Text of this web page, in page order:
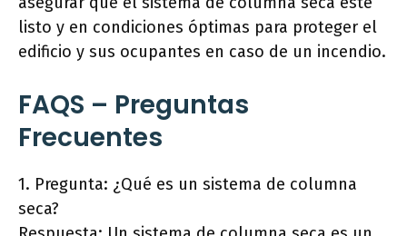
listo y en condiciones óptimas para proteger el
edificio y sus ocupantes en caso de un incendio.
FAQS – Preguntas
Frecuentes
1. Pregunta: ¿Qué es un sistema de columna
seca?